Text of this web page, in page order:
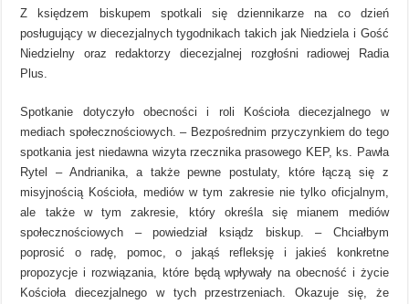
Z księdzem biskupem spotkali się dziennikarze na co dzień
posługujący w diecezjalnych tygodnikach takich jak Niedziela i Gość
Niedzielny oraz redaktorzy diecezjalnej rozgłośni radiowej Radia
Plus.
Spotkanie dotyczyło obecności i roli Kościoła diecezjalnego w
mediach społecznościowych. – Bezpośrednim przyczynkiem do tego
spotkania jest niedawna wizyta rzecznika prasowego KEP, ks. Pawła
Rytel – Andrianika, a także pewne postulaty, które łączą się z
misyjnością Kościoła, mediów w tym zakresie nie tylko oficjalnym,
ale także w tym zakresie, który określa się mianem mediów
społecznościowych – powiedział ksiądz biskup. – Chciałbym
poprosić o radę, pomoc, o jakąś refleksję i jakieś konkretne
propozycje i rozwiązania, które będą wpływały na obecność i życie
Kościoła diecezjalnego w tych przestrzeniach. Okazuje się, że